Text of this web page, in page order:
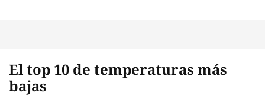
El top 10 de temperaturas más
bajas